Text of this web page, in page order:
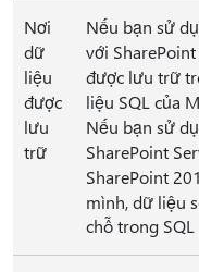
Nơi
dữ
liệu
được
lưu
trữ
Nếu bạn sử
với
được lưu trữ
liệu SQL của
Nếu bạn sử
SharePoint
SharePoint
mình, dữ liệu
chỗ trong SQL